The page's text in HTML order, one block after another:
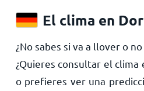
El clima en
¿No sabes si va a llover o
¿Quieres consultar el clima
o prefieres ver una